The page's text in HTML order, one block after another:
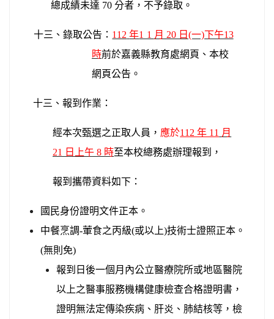
總成績未達 70 分者，不予錄取。
十三、錄取公告： 112 年11 月 20 日(一)下午13
時前於嘉義縣教育處網頁、本校
網頁公告。
十三、報到作業：
經本次甄選之正取人 員 ， 應於112 年 11 月
21
日上午 8 時至本校總務處辦理報到 ，
報到攜帶資料如下：
國民身份證明文件正本。
中餐烹調-葷食之丙級(或以上)技術士證照正本。
(無則免)
報到日 後一個月內公立醫療院所或地區醫院
以上之醫事服務機構健康檢查合格證明書，
證明無法定傳染疾病、肝炎、肺結核等，檢